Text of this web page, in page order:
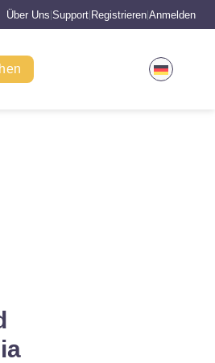
Über Uns Support Registrieren Anmelden